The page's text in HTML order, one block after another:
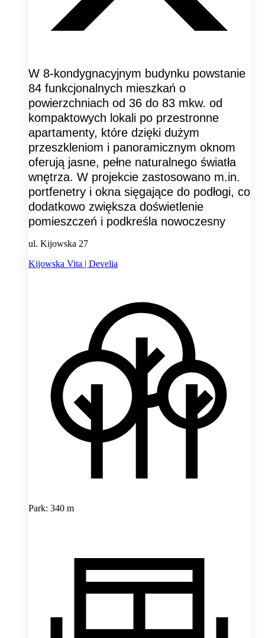
W 8-kondygnacyjnym budynku powstanie
84 funkcjonalnych mieszkań o
powierzchniach od 36 do 83 mkw. od
kompaktowych lokali po przestronne
apartamenty, które dzięki dużym
przeszkleniom i panoramicznym oknom
oferują jasne, pełne naturalnego światła
wnętrza. W projekcie zastosowano m.in.
portfenetry i okna sięgające do podłogi, co
dodatkowo zwiększa doświetlenie
pomieszczeń i podkreśla nowoczesny
ul. Kijowska 27
Kijowska Vita | Develia
Park: 340 m